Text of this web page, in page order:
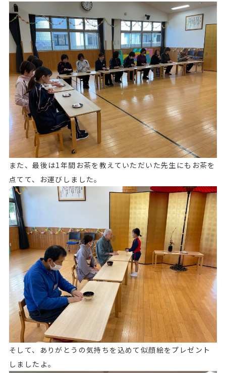
また、最後は1年間お茶を教えていただいた先生にもお茶を
点てて、お運びしました。
そして、ありがとうの気持ちを込めて似顔絵をプレゼント
しましたよ。